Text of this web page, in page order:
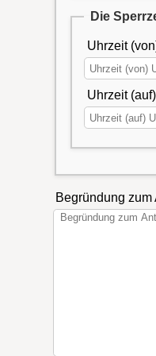
Die
Uhrzeit
Uhrzeit
Begründung zum